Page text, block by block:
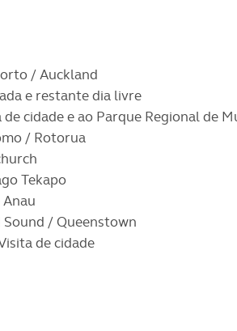
/ Auckland
e restante dia livre
cidade e ao Parque Regional de
/ Rotorua
Tekapo
Anau
/ Queenstown
de cidade